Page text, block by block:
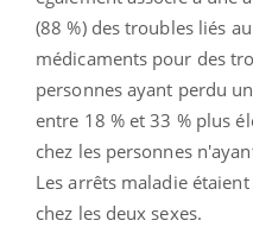
(88 %) des troubles liés
médicaments pour des
personnes ayant perdu
entre 18 % et 33 % plus
chez les personnes
Les arrêts maladie
chez les deux sexes.